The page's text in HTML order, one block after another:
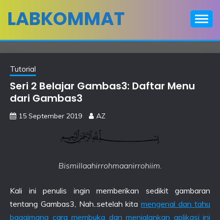
LABKOMMAT
Tutorial
Seri 2 Belajar Gambas3: Daftar Menu
dari Gambas3
15 September 2019 AZ
Bismillaahirrohmaanirrohiim.
Kali ini penulis ingin memberikan sedikit gambaran
tentang Gambas3, Nah..setelah kitamengenal dan tahu
bagaimana cara membuka dan menjalankan aplikasi ini